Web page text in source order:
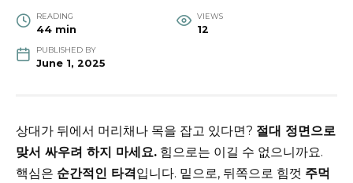
READING
44 min
VIEWS
12
PUBLISHED BY
June 1, 2025
상대가 뒤에서 머리채나 목을 잡고 있다면? 절대 정면으로
맞서 싸우려 하지 마세요. 힘으로는 이길 수 없으니까요.
핵심은 순간적인 타격입니다. 밑으로, 뒤쪽으로 힘껏 주먹